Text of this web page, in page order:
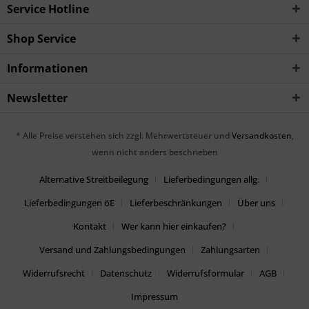
Service Hotline
Shop Service
Informationen
Newsletter
* Alle Preise verstehen sich zzgl. Mehrwertsteuer und Versandkosten,
wenn nicht anders beschrieben
Alternative Streitbeilegung
Lieferbedingungen allg.
Lieferbedingungen öE
Lieferbeschränkungen
Über uns
Kontakt
Wer kann hier einkaufen?
Versand und Zahlungsbedingungen
Zahlungsarten
Widerrufsrecht
Datenschutz Widerrufsformular
AGB
Impressum